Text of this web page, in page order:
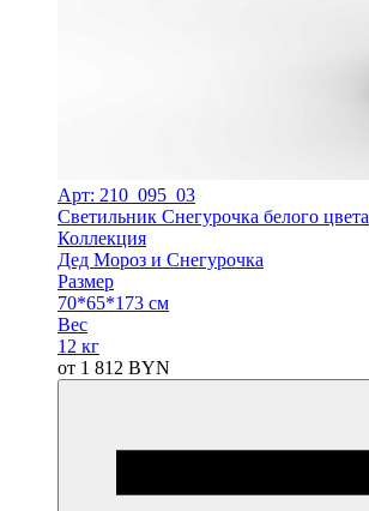
Арт: 210_095_03
Светильник Снегурочка белого цвета
Коллекция
Дед Мороз и Снегурочка
Размер
70*65*173 см
Вес
12 кг
от 1 812 BYN